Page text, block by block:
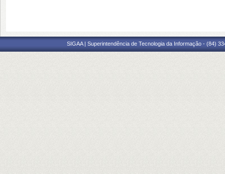
SIGAA | Superintendência de Tecnologia da Informação - (84)